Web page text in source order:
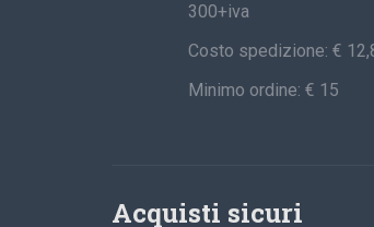
300+iva
Costo spedizione: €
Minimo ordine: € 15
Acquisti sicuri